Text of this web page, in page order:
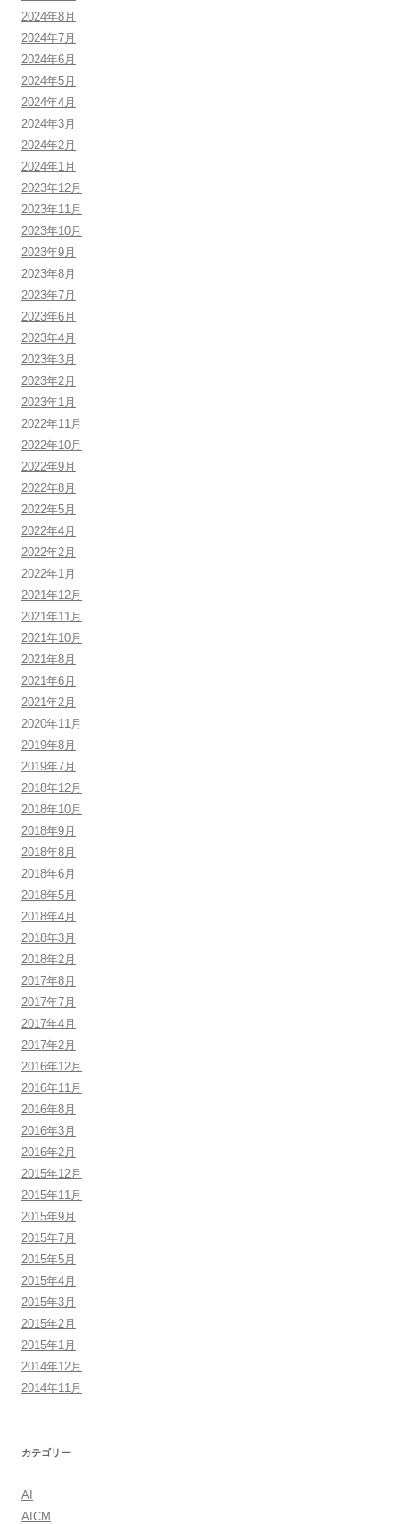
2024年8月
2024年7月
2024年6月
2024年5月
2024年4月
2024年3月
2024年2月
2024年1月
2023年12月
2023年11月
2023年10月
2023年9月
2023年8月
2023年7月
2023年6月
2023年4月
2023年3月
2023年2月
2023年1月
2022年11月
2022年10月
2022年9月
2022年8月
2022年5月
2022年4月
2022年2月
2022年1月
2021年12月
2021年11月
2021年10月
2021年8月
2021年6月
2021年2月
2020年11月
2019年8月
2019年7月
2018年12月
2018年10月
2018年9月
2018年8月
2018年6月
2018年5月
2018年4月
2018年3月
2018年2月
2017年8月
2017年7月
2017年4月
2017年2月
2016年12月
2016年11月
2016年8月
2016年3月
2016年2月
2015年12月
2015年11月
2015年9月
2015年7月
2015年5月
2015年4月
2015年3月
2015年2月
2015年1月
2014年12月
2014年11月
カテゴリー
AI
AICM